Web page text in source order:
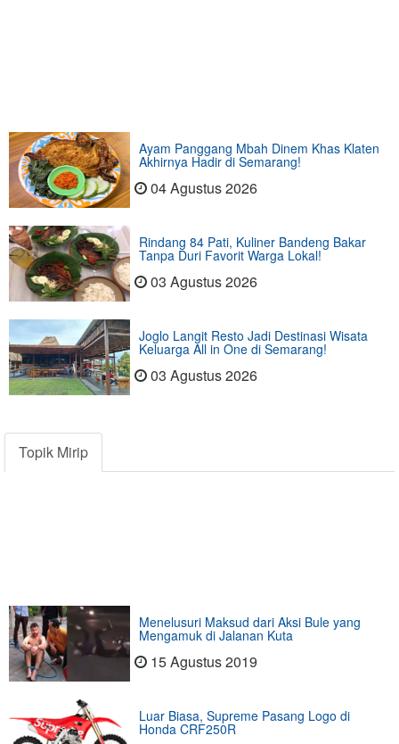
Ayam Panggang Mbah Dinem Khas Klaten
Akhirnya Hadir di Semarang!
04 Agustus 2026
Rindang 84 Pati, Kuliner Bandeng Bakar
Tanpa Duri Favorit Warga Lokal!
03 Agustus 2026
Joglo Langit Resto Jadi Destinasi Wisata
Keluarga All in One di Semarang!
03 Agustus 2026
Topik Mirip
Menelusuri Maksud dari Aksi Bule yang
Mengamuk di Jalanan Kuta
15 Agustus 2019
Luar Biasa, Supreme Pasang Logo di
Honda CRF250R